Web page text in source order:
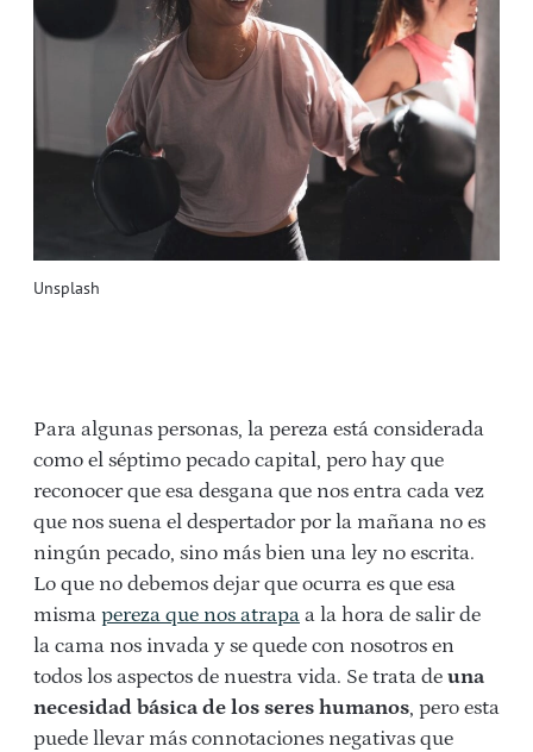
Unsplash
Para algunas personas, la pereza está considerada
como el séptimo pecado capital, pero hay que
reconocer que esa desgana que nos entra cada vez
que nos suena el despertador por la mañana no es
ningún pecado, sino más bien una ley no escrita.
Lo que no debemos dejar que ocurra es que esa
misma pereza que nos atrapa a la hora de salir de
la cama nos invada y se quede con nosotros en
todos los aspectos de nuestra vida. Se trata de una
necesidad básica de los seres humanos, pero esta
puede llevar más connotaciones negativas que